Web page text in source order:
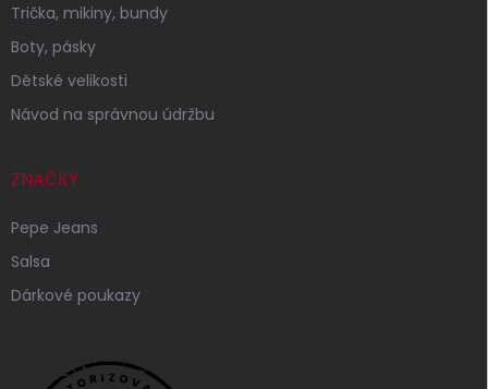
Trička, mikiny, bundy
Boty, pásky
Dětské velikosti
Návod na správnou údržbu
ZNAČKY
Pepe Jeans
Salsa
Dárkové poukazy